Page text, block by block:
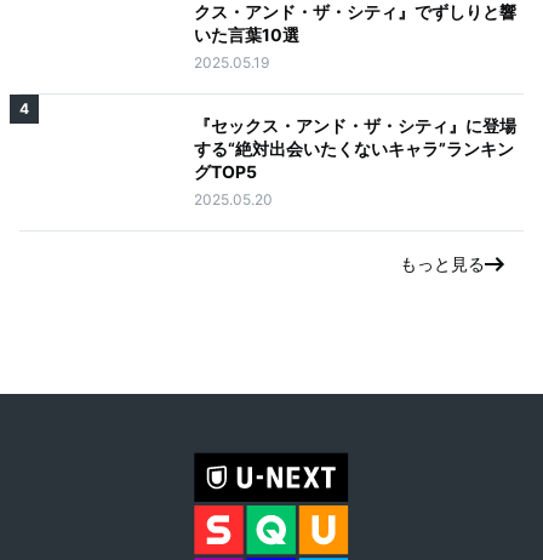
クス・アンド・ザ・シティ』でずしりと響
いた言葉10選
2025.05.19
4
『セックス・アンド・ザ・シティ』に登場
する“絶対出会いたくないキャラ”ランキン
グTOP5
2025.05.20
もっと見る